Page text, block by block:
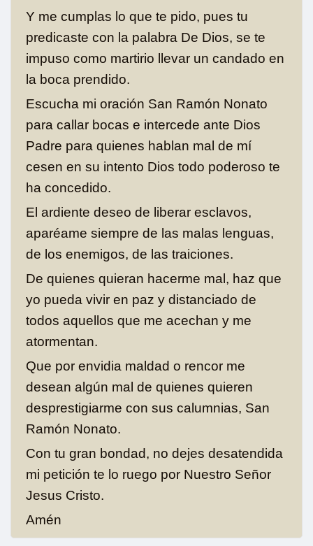
Y me cumplas lo que te pido, pues tu
predicaste con la palabra De Dios, se te
impuso como martirio llevar un candado en
la boca prendido.
Escucha mi oración San Ramón Nonato
para callar bocas e intercede ante Dios
Padre para quienes hablan mal de mí
cesen en su intento Dios todo poderoso te
ha concedido.
El ardiente deseo de liberar esclavos,
aparéame siempre de las malas lenguas,
de los enemigos, de las traiciones.
De quienes quieran hacerme mal, haz que
yo pueda vivir en paz y distanciado de
todos aquellos que me acechan y me
atormentan.
Que por envidia maldad o rencor me
desean algún mal de quienes quieren
desprestigiarme con sus calumnias, San
Ramón Nonato.
Con tu gran bondad, no dejes desatendida
mi petición te lo ruego por Nuestro Señor
Jesus Cristo.
Amén